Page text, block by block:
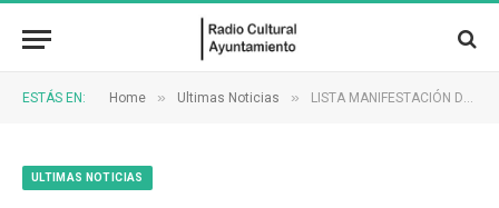
ESTÁS EN: Home » Ultimas Noticias » LISTA MANIFESTACIÓN DE EX EMPLEADOS DEL SAT
ULTIMAS NOTICIAS